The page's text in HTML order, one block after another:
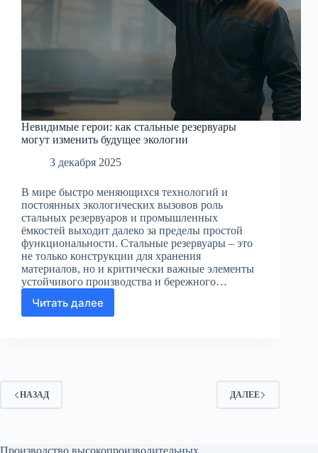
Невидимые герои: как стальные резервуары
могут изменить будущее экологии
3 декабря 2025
В мире быстро меняющихся технологий и
постоянных экологических вызовов роль
стальных резервуаров и промышленных
ёмкостей выходит далеко за пределы простой
функциональности. Стальные резервуары – это
не только конструкции для хранения
материалов, но и критически важные элементы
устойчивого производства и бережного…
Читать далее
Невидимые
НАЗАД ДАЛЕЕ